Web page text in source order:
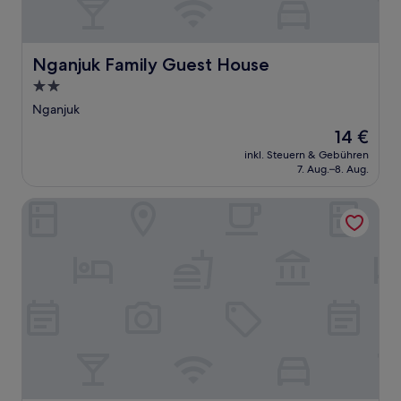
Nganjuk Family Guest House
Nganjuk Family Guest House
2.0-
Sterne-
Nganjuk
Der
Preis
beträgt
14 €
inkl. Steuern & Gebühren
7. Aug.–8. Aug.